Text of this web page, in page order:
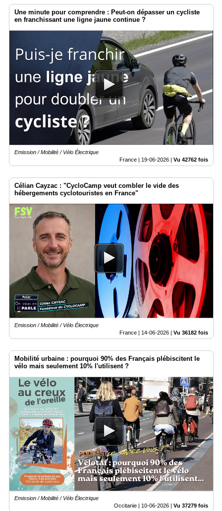
Une minute pour comprendre : Peut-on dépasser un cycliste
en franchissant une ligne jaune continue ?
Emission / Mobilité / Vélo Électrique
France | 19-06-2026 | Vu 42762 fois
Célian Cayzac : "CycloCamp veut combler le vide des
hébergements cyclotouristes en France"
Emission / Mobilité / Vélo Électrique
France | 14-06-2026 | Vu 36182 fois
Mobilité urbaine : pourquoi 90% des Français plébiscitent le
vélo mais seulement 10% l'utilisent ?
Emission / Mobilité / Vélo Électrique
Occitanie | 10-06-2026 Vu 37279 fois